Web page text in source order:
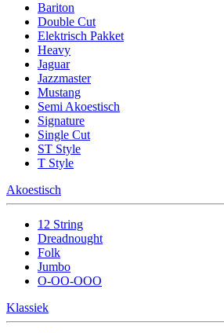
Bariton
Double Cut
Elektrisch Pakket
Heavy
Jaguar
Jazzmaster
Mustang
Semi Akoestisch
Signature
Single Cut
ST Style
T Style
Akoestisch
12 String
Dreadnought
Folk
Jumbo
O-OO-OOO
Klassiek